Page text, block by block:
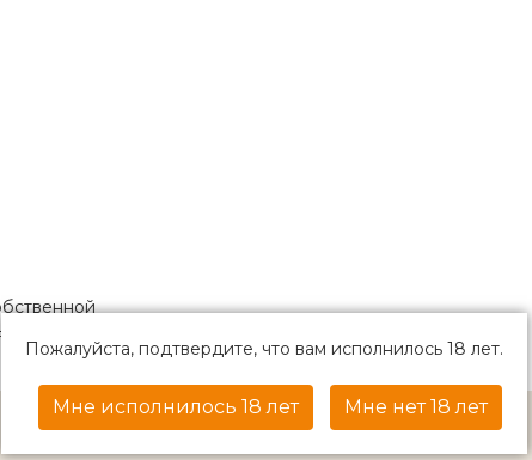
АКЦИИ
Пожалуйста, подтвердите, что вам исполнилось 18 лет.
Мне исполнилось 18 лет Мне нет 18 лет